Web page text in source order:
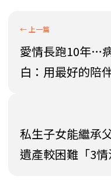
愛情長跑10年…
白：用最好的陪
私生子女能繼承
遺產較困難「3情